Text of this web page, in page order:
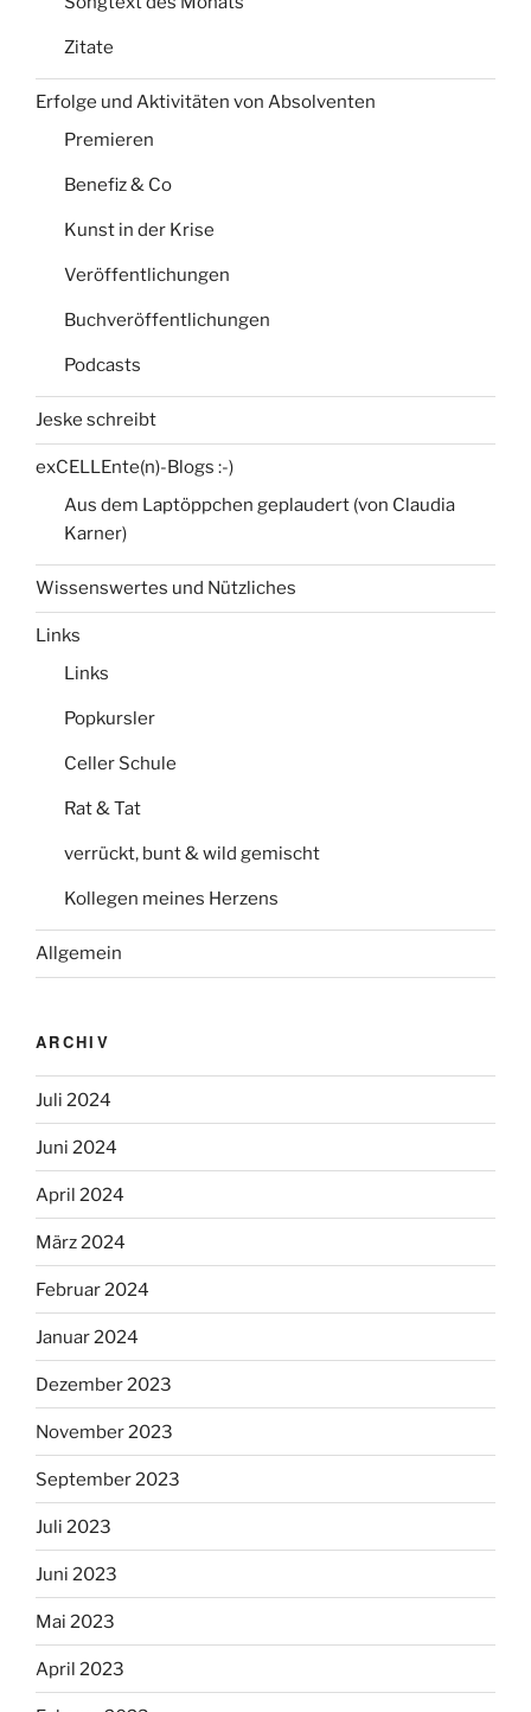
Zitate
Erfolge und Aktivitäten von Absolventen
Premieren
Benefiz & Co
Kunst in der Krise
Veröffentlichungen
Buchveröffentlichungen
Podcasts
Jeske schreibt
exCELLEnte(n)-Blogs :-)
Aus dem Laptöppchen geplaudert (von Claudia
Karner)
Wissenswertes und Nützliches
Links
Links
Popkursler
Celler Schule
Rat & Tat
verrückt, bunt & wild gemischt
Kollegen meines Herzens
Allgemein
ARCHIV
Juli 2024
Juni 2024
April 2024
März 2024
Februar 2024
Januar 2024
Dezember 2023
November 2023
September 2023
Juli 2023
Juni 2023
Mai 2023
April 2023